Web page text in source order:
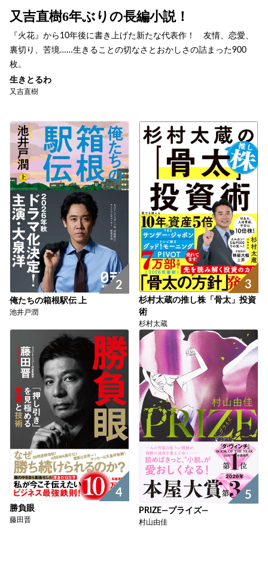
又吉直樹6年ぶりの長編小説！
『火花』から10年後に書き上げた新たな代表作！ 友情、恋愛、
裏切り、苦境……生きることの切なさとおかしさの詰まった900
枚。
生きとるわ
又吉直樹
2
俺たちの箱根駅伝 上
池井戸潤
3
杉村太蔵の推し株「骨太」投資
術
杉村太蔵
4
勝負眼
藤田晋
5
PRIZE―プライズ―
村山由佳